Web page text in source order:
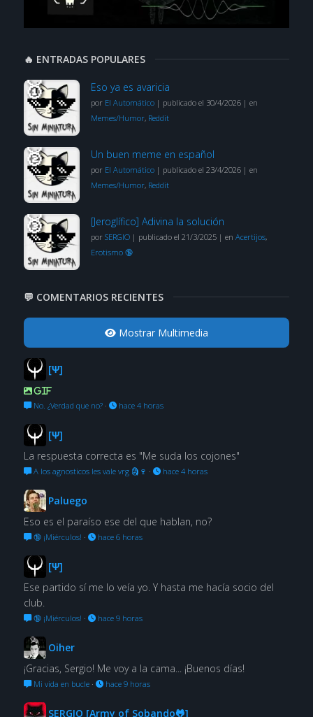
🔥 ENTRADAS POPULARES
Eso ya es avaricia
por El Automático| publicado el 30/4/2026| en
Memes/Humor, Reddit
Un buen meme en español
por El Automático| publicado el 23/4/2026| en
Memes/Humor, Reddit
[Jeroglífico] Adivina la solución
por SERGIO| publicado el 21/3/2025| en Acertijos,
Erotismo 🔞
💬 COMENTARIOS RECIENTES
Mostrar Multimedia
[Ψ]
GIF
No. ¿Verdad que no?· hace 4 horas
[Ψ]
La respuesta correcta es "Me suda los cojones"
A los agnosticos les vale vrg 🗿🍷 · hace 4 horas
Paluego
Eso es el paraíso ese del que hablan, no?
🔞 ¡Miérculos! · hace 6 horas
[Ψ]
Ese partido sí me lo veía yo. Y hasta me hacía socio del
club.
🔞 ¡Miérculos! · hace 9 horas
Oiher
¡Gracias, Sergio! Me voy a la cama... ¡Buenos días!
Mi vida en bucle· hace 9 horas
SERGIO [Army of Sobando🐸]